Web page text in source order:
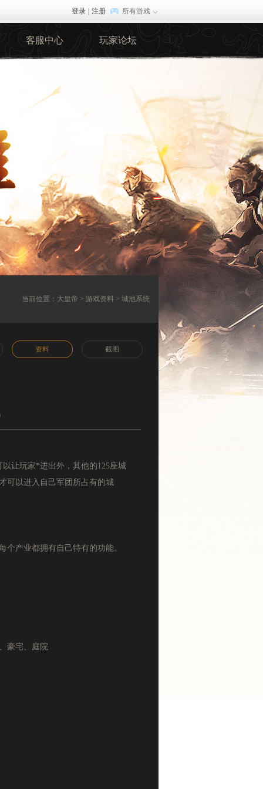
登录 注册 所有游戏
客服中心 玩家论坛
当前位置： 大皇帝 > 游戏资料 > 城池系统
资料 截图
让玩家*进出外，其他的125座城
可以进入自己军团所占有的城
产业都拥有自己特有的功能。
豪宅、庭院